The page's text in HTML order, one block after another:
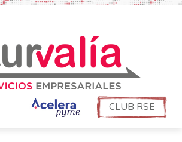
CLUB RSE